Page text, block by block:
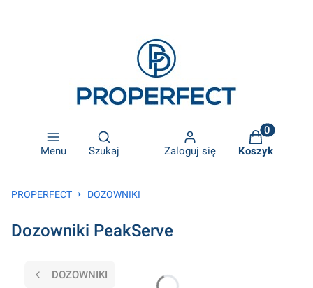
Menu
Otwórz wyszukiwarkę
Szukaj Zaloguj się
Produkty w
Koszyk
PROPERFECT DOZOWNIKI
Dozowniki PeakServe
DOZOWNIKI